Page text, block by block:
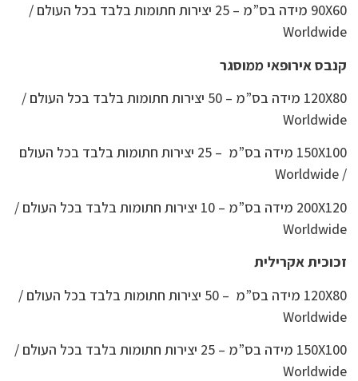
90X60 מידה בס”מ – 25 יצירות חתומות בלבד בכל העולם /
Worldwide
קנבס אירופאי ממוסגר
120X80 מידה בס”מ – 50 יצירות חתומות בלבד בכל העולם /
Worldwide
150X100 מידה בס”מ – 25 יצירות חתומות בלבד בכל העולם
/ Worldwide
200X120 מידה בס”מ – 10 יצירות חתומות בלבד בכל העולם /
Worldwide
זכוכית אקרילית
120X80 מידה בס”מ – 50 יצירות חתומות בלבד בכל העולם /
Worldwide
150X100 מידה בס”מ – 25 יצירות חתומות בלבד בכל העולם /
Worldwide